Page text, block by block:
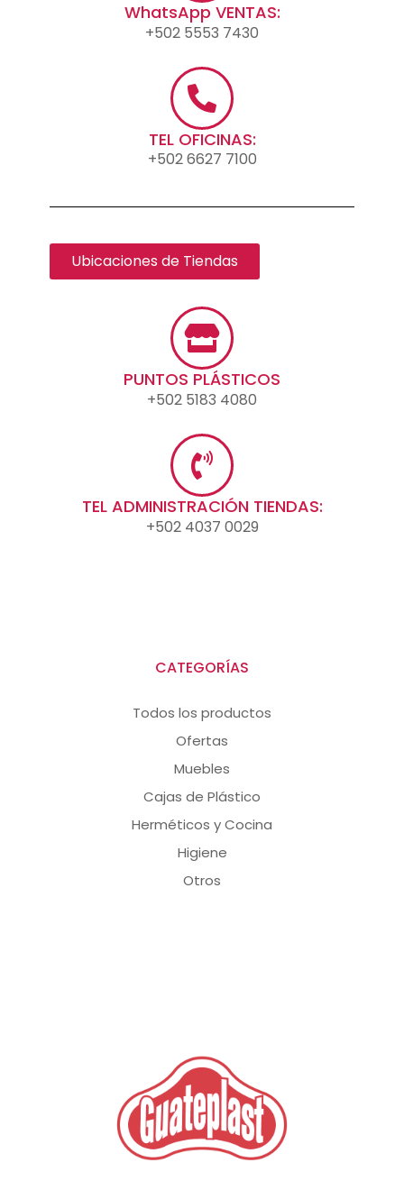
WhatsApp VENTAS:
+502 5553 7430
TEL OFICINAS:
+502 6627 7100
Ubicaciones de Tiendas
PUNTOS PLÁSTICOS
+502 5183 4080
TEL ADMINISTRACIÓN TIENDAS:
+502 4037 0029
CATEGORÍAS
Todos los productos
Ofertas
Muebles
Cajas de Plástico
Herméticos y Cocina
Higiene
Otros